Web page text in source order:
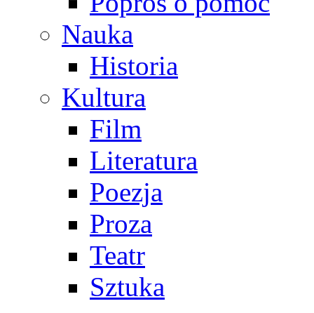
Nauka
Historia
Kultura
Film
Literatura
Poezja
Proza
Teatr
Sztuka